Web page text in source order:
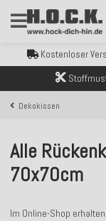
Kostenloser
Über
Kostenloser
Über
Sicher
Kostenloser
Dekokissen
Alle
70x70cm
Im Online-Shop